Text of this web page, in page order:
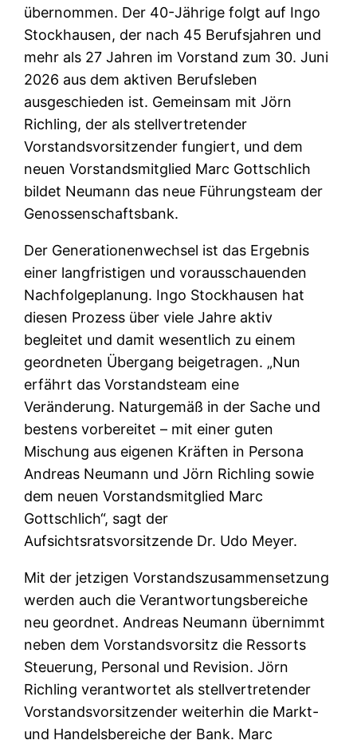
übernommen. Der 40-Jährige folgt auf Ingo
Stockhausen, der nach 45 Berufsjahren und
mehr als 27 Jahren im Vorstand zum 30. Juni
2026 aus dem aktiven Berufsleben
ausgeschieden ist. Gemeinsam mit Jörn
Richling, der als stellvertretender
Vorstandsvorsitzender fungiert, und dem
neuen Vorstandsmitglied Marc Gottschlich
bildet Neumann das neue Führungsteam der
Genossenschaftsbank.
Der Generationenwechsel ist das Ergebnis
einer langfristigen und vorausschauenden
Nachfolgeplanung. Ingo Stockhausen hat
diesen Prozess über viele Jahre aktiv
begleitet und damit wesentlich zu einem
geordneten Übergang beigetragen. „Nun
erfährt das Vorstandsteam eine
Veränderung. Naturgemäß in der Sache und
bestens vorbereitet – mit einer guten
Mischung aus eigenen Kräften in Persona
Andreas Neumann und Jörn Richling sowie
dem neuen Vorstandsmitglied Marc
Gottschlich“, sagt der
Aufsichtsratsvorsitzende Dr. Udo Meyer.
Mit der jetzigen Vorstandszusammensetzung
werden auch die Verantwortungsbereiche
neu geordnet. Andreas Neumann übernimmt
neben dem Vorstandsvorsitz die Ressorts
Steuerung, Personal und Revision. Jörn
Richling verantwortet als stellvertretender
Vorstandsvorsitzender weiterhin die Markt-
und Handelsbereiche der Bank. Marc